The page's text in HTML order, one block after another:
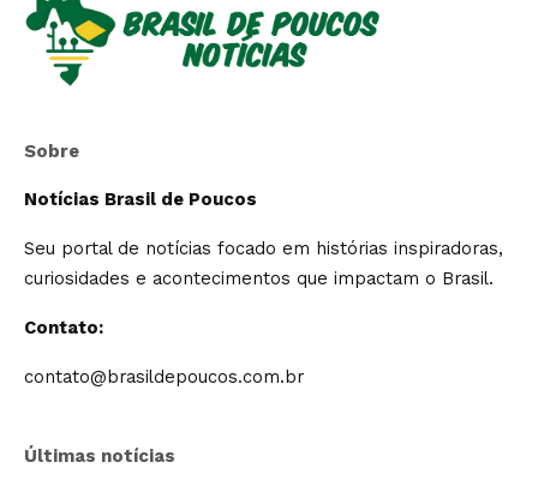
Sobre
Notícias Brasil de Poucos
Seu portal de notícias focado em histórias inspiradoras,
curiosidades e acontecimentos que impactam o Brasil.
Contato:
contato@brasildepoucos.com.br
Últimas notícias